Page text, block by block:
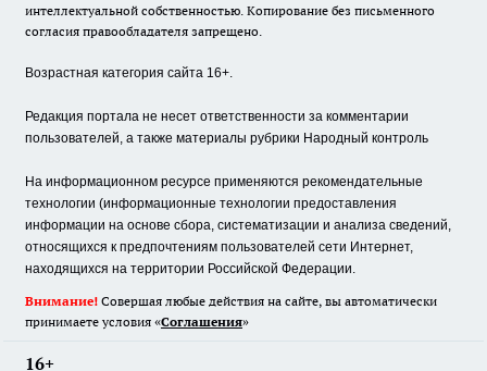
интеллектуальной собственностью. Копирование без письменного
согласия правообладателя запрещено.
Возрастная категория сайта 16+.
Редакция портала не несет ответственности за комментарии
пользователей, а также материалы рубрики Народный контроль
На информационном ресурсе применяются рекомендательные
технологии (информационные технологии предоставления
информации на основе сбора, систематизации и анализа сведений,
относящихся к предпочтениям пользователей сети Интернет,
находящихся на территории Российской Федерации.
Внимание! Совершая любые действия на сайте, вы автоматически
принимаете условия «Cоглашения»
16+